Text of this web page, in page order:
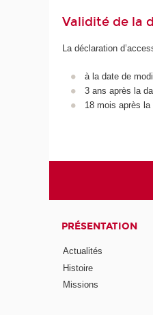
Validité de la
La déclaration
à la date de
3 ans après la
18 mois après la
PRÉSENTATION
Actualités
Histoire
Missions